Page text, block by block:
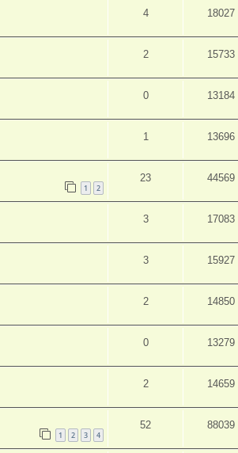
4 18027
2 15733
0 13184
1 13696
1 2
23 44569
3 17083
3 15927
2 14850
0 13279
2 14659
1 2 3 4
52 88039